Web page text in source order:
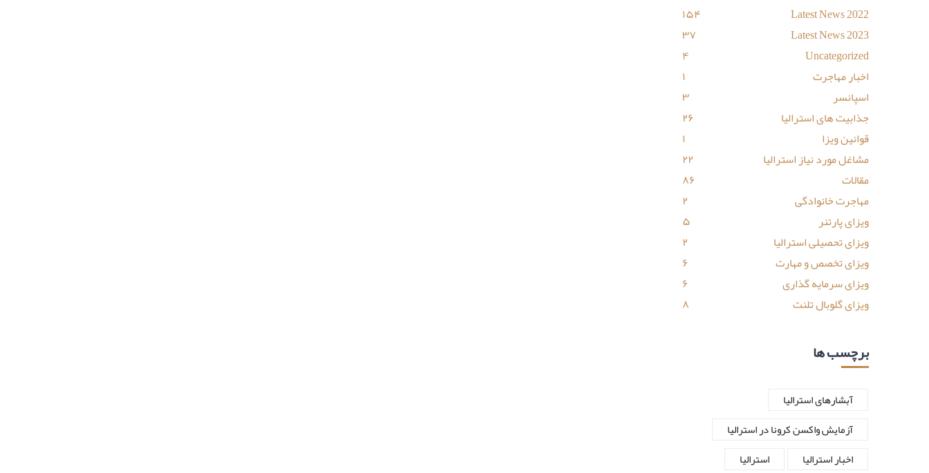
Latest News 2022
۱۵۴
Latest News 2023
۳۷
Uncategorized
۴
اخبار مهاجرت
۱
اسپانسر
۳
جذابیت های استرالیا
۲۶
قوانین ویزا
۱
مشاغل مورد نیاز استرالیا
۲۲
مقالات
۸۶
مهاجرت خانوادگی
۲
ویزای پارتنر
۵
ویزای تحصیلی استرالیا
۲
ویزای تخصص و مهارت
۶
ویزای سرمایه گذاری
۶
ویزای گلوبال تلنت
۸
برچسب ها
آبشارهای استرالیا
آزمایش واکسن کرونا در استرالیا
اخبار استرالیا
استرالیا